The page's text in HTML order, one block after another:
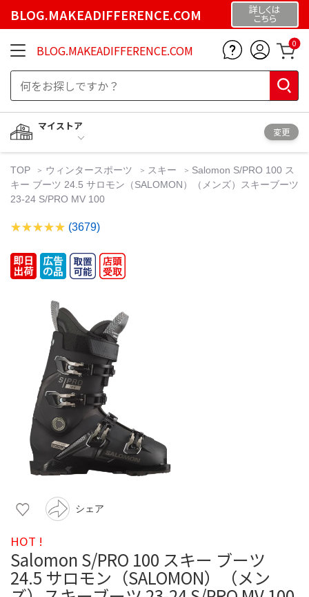
BLOG.MAKEADIFFERENCE.COM 詳しくは
こちら
BLOG.MAKEADIFFERENCE.COM 0
マイストア
変更
TOP ウィンタースポーツ スキー
Salomon S/PRO 100 ス
キー ブーツ 24.5 サロモン（SALOMON）（メンズ）スキーブーツ
23-24 S/PRO MV 100
(3679)
シェア
HOT !
Salomon S/PRO 100 スキー ブーツ
24.5 サロモン（SALOMON）（メン